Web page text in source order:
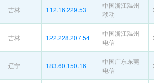
吉林 112.16.229.53
中国浙江温州
移动
吉林 122.228.207.54
中国浙江温州
电信
辽宁 183.60.150.16
中国广东东莞
电信